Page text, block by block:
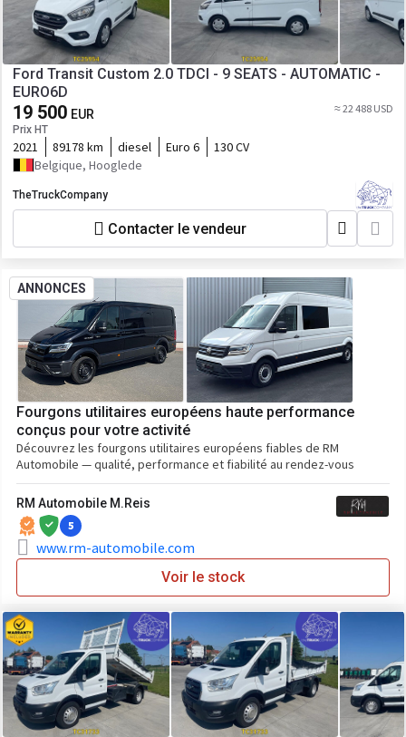
Ford Transit Custom 2.0 TDCI - 9 SEATS - AUTOMATIC -
EURO6D
19 500 EUR
Prix HT
≈ 22 488 USD
2021 89178 km diesel Euro 6
130 CV
Belgique, Hooglede
TheTruckCompany
Contacter le vendeur
ANNONCES
Fourgons utilitaires européens haute performance
conçus pour votre activité
Découvrez les fourgons utilitaires européens fiables de RM
Automobile — qualité, performance et fiabilité au rendez-vous
RM Automobile M.Reis
5
www.rm-automobile.com
Voir le stock